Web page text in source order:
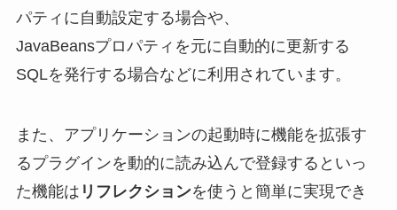
パティに自動設定する場合や、
JavaBeansプロパティを元に自動的に更新する
SQLを発行する場合などに利用されています。
また、アプリケーションの起動時に機能を拡張す
るプラグインを動的に読み込んで登録するといっ
た機能は リフレクションを使うと簡単に実現でき